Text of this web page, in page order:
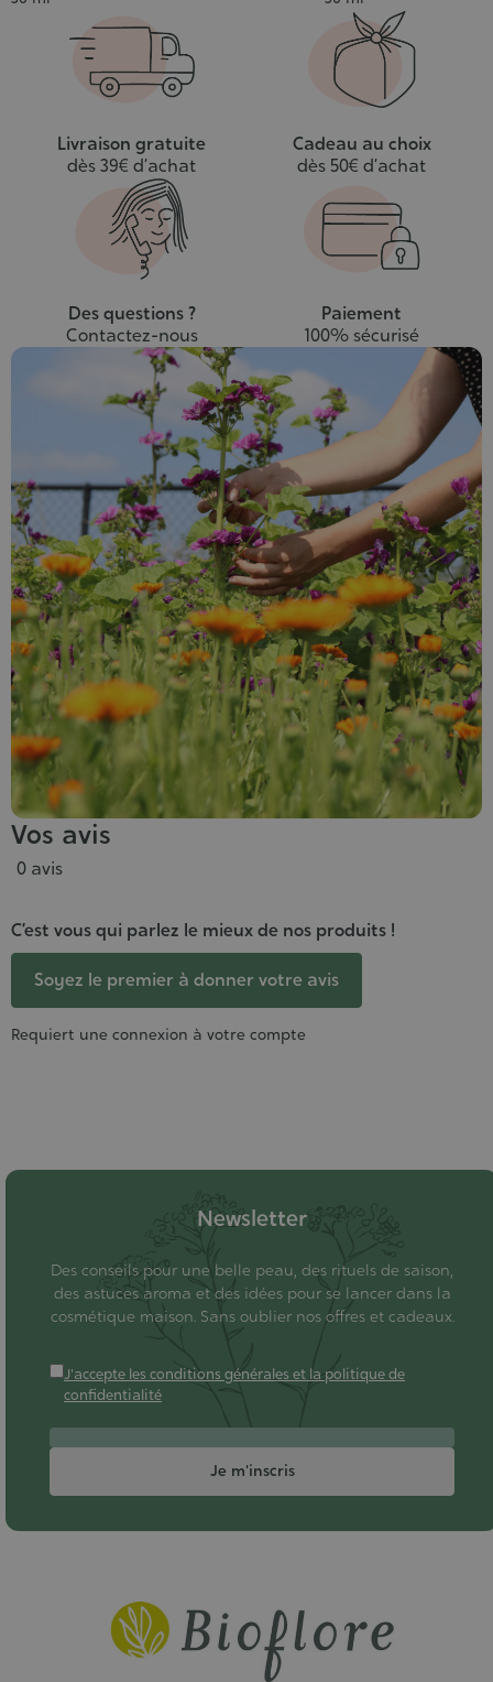
panier
Livraison gratuite
dès 39€ d’achat
Cadeau au choix
dès 50€ d’achat
Des questions ?
Contactez-nous
Paiement
100% sécurisé
Vos avis
0 avis
C’est vous qui parlez le mieux de nos produits !
Soyez le premier à donner votre avis
Requiert une connexion à votre compte
Newsletter
Des conseils pour une belle peau, des rituels de saison,
des astuces aroma et des idées pour se lancer dans la
cosmétique maison. Sans oublier nos offres et cadeaux.
J'accepte les conditions générales et la politique de
confidentialité
Je m'inscris